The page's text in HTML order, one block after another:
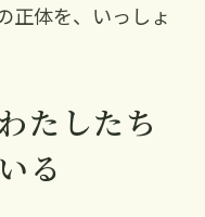
正体を、いっしょ
たしたち
る